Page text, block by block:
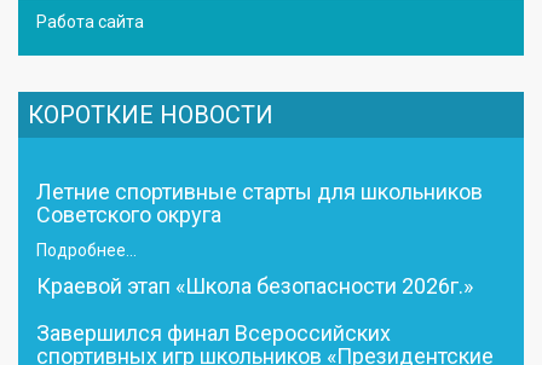
Работа сайта
КОРОТКИЕ НОВОСТИ
Летние спортивные старты для школьников
Советского округа
Подробнее...
Краевой этап «Школа безопасности 2026г.»
Завершился финал Всероссийских
спортивных игр школьников «Президентские